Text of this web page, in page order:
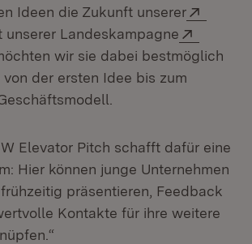
Ideen die Zukunft unserer
in neuem Fenster)
unserer Landeskampagne
in neuem Fenster)
wir sie dabei bestmöglich
der ersten Idee bis zum
Elevator Pitch schafft dafür eine
Hier können junge Unternehmen
präsentieren, Feedback
Kontakte für ihre weitere